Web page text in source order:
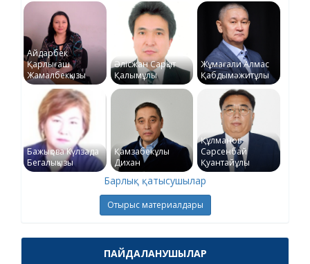
Айдарбек
Қарлығаш
Жамалбекқызы
Әлісжан Сарқыт
Қалымұлы
Жұмағали Алмас
Қабдымәжитұлы
Бажықова Күлзада
Бегалықызы
Қамзабекұлы
Дихан
Құлманов
Сәрсенбай
Қуантайұлы
Барлық қатысушылар
Отырыс материалдары
ПАЙДАЛАНУШЫЛАР